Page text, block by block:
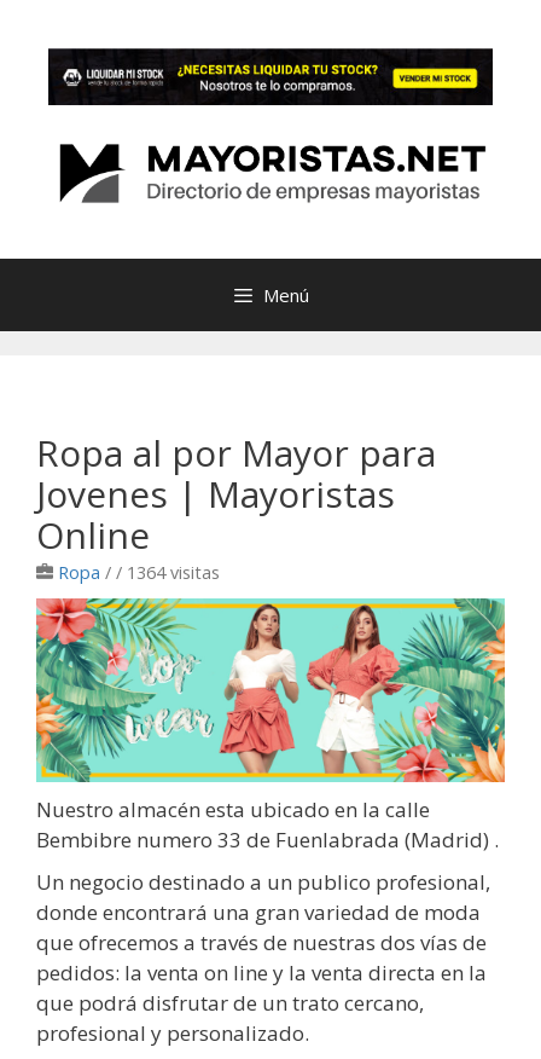
contenido
Menú
Ropa al por Mayor para
Jovenes | Mayoristas
Online
Ropa / / 1364 visitas
Nuestro almacén esta ubicado en la calle
Bembibre numero 33 de Fuenlabrada (Madrid) .
Un negocio destinado a un publico profesional,
donde encontrará una gran variedad de moda
que ofrecemos a través de nuestras dos vías de
pedidos: la venta on line y la venta directa en la
que podrá disfrutar de un trato cercano,
profesional y personalizado.